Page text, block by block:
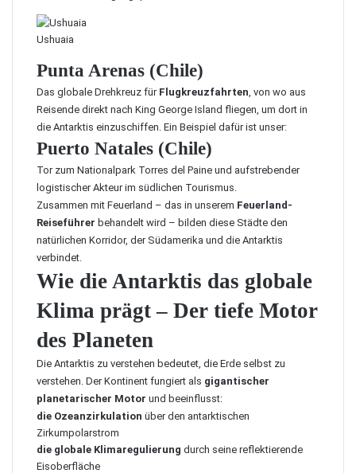
Ushuaia
Punta Arenas (Chile)
Das globale Drehkreuz für Flugkreuzfahrten, von wo aus
Reisende direkt nach King George Island fliegen, um dort in
die Antarktis einzuschiffen. Ein Beispiel dafür ist unser:
Puerto Natales (Chile)
Tor zum Nationalpark Torres del Paine und aufstrebender
logistischer Akteur im südlichen Tourismus.
Zusammen mit Feuerland – das in unserem Feuerland-
Reiseführer behandelt wird – bilden diese Städte den
natürlichen Korridor, der Südamerika und die Antarktis
verbindet.
Wie die Antarktis das globale
Klima prägt – Der tiefe Motor
des Planeten
Die Antarktis zu verstehen bedeutet, die Erde selbst zu
verstehen. Der Kontinent fungiert als gigantischer
planetarischer Motor und beeinflusst:
die Ozeanzirkulation über den antarktischen
Zirkumpolarstrom
die globale Klimaregulierung durch seine reflektierende
Eisoberfläche